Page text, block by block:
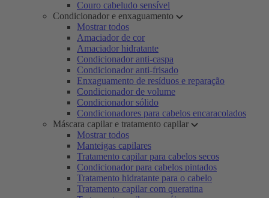
Couro cabeludo sensível
Condicionador e enxaguamento
Mostrar todos
Amaciador de cor
Amaciador hidratante
Condicionador anti-caspa
Condicionador anti-frisado
Enxaguamento de resíduos e reparação
Condicionador de volume
Condicionador sólido
Condicionadores para cabelos encaracolados
Máscara capilar e tratamento capilar
Mostrar todos
Manteigas capilares
Tratamento capilar para cabelos secos
Condicionador para cabelos pintados
Tratamento hidratante para o cabelo
Tratamento capilar com queratina